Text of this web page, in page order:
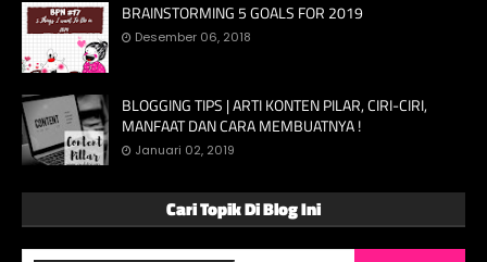
BRAINSTORMING 5 GOALS FOR 2019
Desember 06, 2018
BLOGGING TIPS | ARTI KONTEN PILAR, CIRI-CIRI,
MANFAAT DAN CARA MEMBUATNYA !
Januari 02, 2019
Cari Topik Di Blog Ini